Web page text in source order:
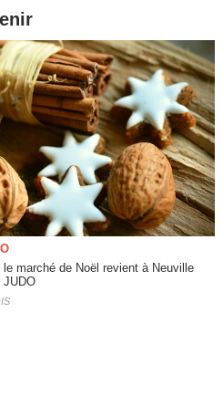
marché de Noël revient à Neuville
JUDO